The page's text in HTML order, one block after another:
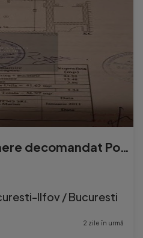
Apartament 2 camere decomandat Popesti Leordeni
Ilfov / Bucuresti
2 zile în urmă